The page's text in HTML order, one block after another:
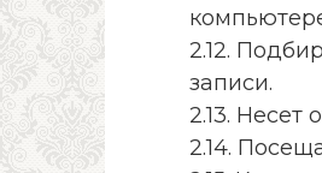
2.12.
записи.
2.13. Несет
2.14.